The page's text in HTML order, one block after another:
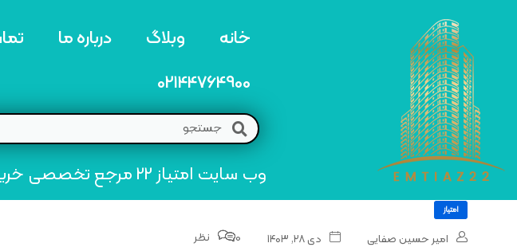
خانه وبلاگ درباره ما
02144764900
وب سایت امتیاز 22 مرجع تخصصی خرید و فروش امتیاز های منطقه22
امتیاز
امیر حسین صفایی دی ۲۸, ۱۴۰۳ 0 نظر